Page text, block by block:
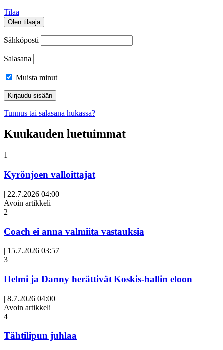
Tilaa
Olen tilaaja
Sähköposti
Salasana
Muista minut
Tunnus tai salasana hukassa?
Kuukauden luetuimmat
1
Kyrönjoen valloittajat
| 22.7.2026 04:00
Avoin artikkeli
2
Coach ei anna valmiita vastauksia
| 15.7.2026 03:57
3
Helmi ja Danny herättivät Koskis-hallin eloon
| 8.7.2026 04:00
Avoin artikkeli
4
Tähtilipun juhlaa